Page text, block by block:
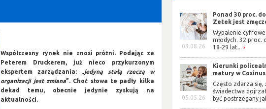
Współczesny rynek nie znosi próżni. Podając za
Peterem Druckerem, już nieco przykurzonym
ekspertem zarządzania: „ jedyną stałą rzeczą w
organizacji jest zmiana”.
Choć słowa te padły kilka
dekad temu, obecnie jedynie zyskują na
aktualności.
03.08.26
Ponad 30 proc.
Zetek jest
Wypalenie cyfrowe
młodych. 32 proc.
18-29 lat...
05.05.26
Kierunki
matury w
Często zdarza się,
świadectwa
być postrzegany